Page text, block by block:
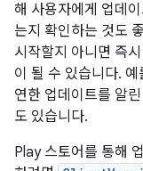
해 사용자에게 업데
는지 확인하는 것도
시작할지 아니면 즉
이 될 수 있습니다.
연한 업데이트를 알
도 있습니다.
Play 스토어를 통해